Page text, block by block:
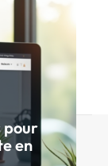
pour
en